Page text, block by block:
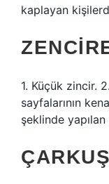
kaplayan
1. Küçük zincir.
sayfalarının
şeklinde yapılan